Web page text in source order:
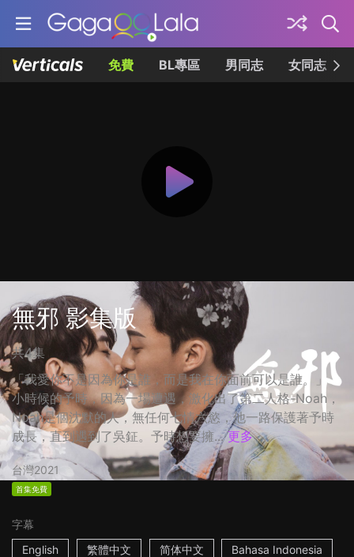
免費 BL專區 男同志 女同志
無邪 影集版
共4集
「我愛你不是因為你是誰，而是我在你面前可以是誰。」
小時候的予時，因為一場遭遇，激化出了第二人格-Noah，
Noah是個沈默的人，無任何七情六慾，他一路保護著予時
成長，直到遇到了吳鉦。予時想要擁... 更多
台灣2021
首集免費
字幕
English
繁體中文 简体中文 Bahasa Indonesia